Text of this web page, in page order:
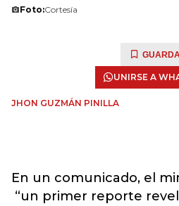
Foto:Cortesía
UNIRSE A
JHON GUZMÁN PINILLA
En un comunicado, el
“un primer reporte